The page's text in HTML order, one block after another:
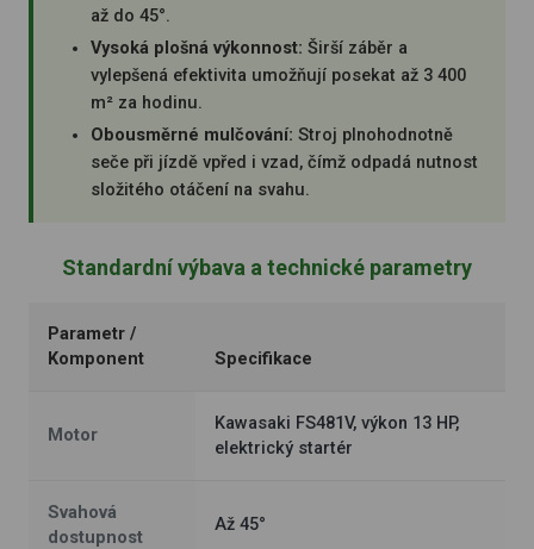
až do 45°.
Vysoká plošná výkonnost: Širší záběr a
vylepšená efektivita umožňují posekat až 3 400
m² za hodinu.
Obousměrné mulčování: Stroj plnohodnotně
seče při jízdě vpřed i vzad, čímž odpadá nutnost
složitého otáčení na svahu.
Standardní výbava a technické parametry
Parametr /
Komponent
Specifikace
Motor
Kawasaki FS481V, výkon 13 HP,
elektrický startér
Svahová
dostupnost
Až 45°